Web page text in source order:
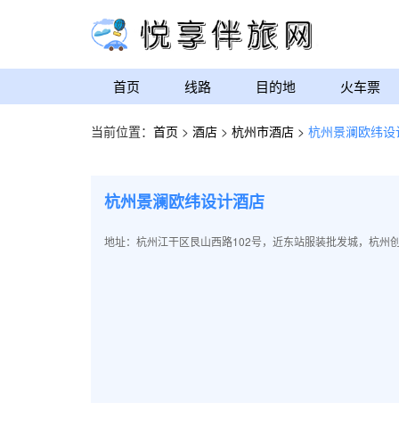
首页 线路 目的地 火车票
当前位置： 首页 > 酒店 > 杭州市酒店 > 杭州景澜欧纬
杭州景澜欧纬设计酒店
地址：杭州江干区艮山西路102号，近东站服装批发城，杭州